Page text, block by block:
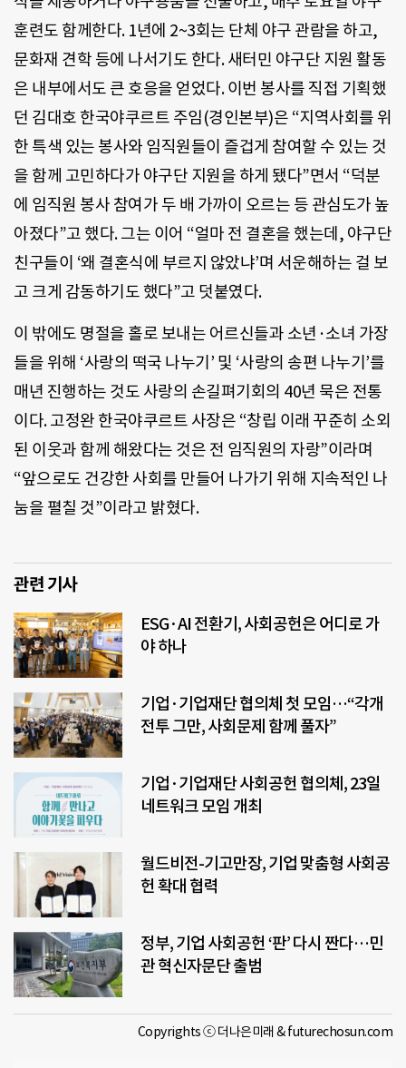
훈련도 함께한다. 1년에 2~3회는 단체 야구 관람을 하고,
문화재 견학 등에 나서기도 한다. 새터민 야구단 지원 활동
은 내부에서도 큰 호응을 얻었다. 이번 봉사를 직접 기획했
던 김대호 한국야쿠르트 주임(경인본부)은 “지역사회를 위
한 특색 있는 봉사와 임직원들이 즐겁게 참여할 수 있는 것
을 함께 고민하다가 야구단 지원을 하게 됐다”면서 “덕분
에 임직원 봉사 참여가 두 배 가까이 오르는 등 관심도가 높
아졌다”고 했다. 그는 이어 “얼마 전 결혼을 했는데, 야구단
친구들이 ‘왜 결혼식에 부르지 않았냐’며 서운해하는 걸 보
고 크게 감동하기도 했다”고 덧붙였다.
이 밖에도 명절을 홀로 보내는 어르신들과 소년·소녀 가장
들을 위해 ‘사랑의 떡국 나누기’ 및 ‘사랑의 송편 나누기’를
매년 진행하는 것도 사랑의 손길펴기회의 40년 묵은 전통
이다. 고정완 한국야쿠르트 사장은 “창립 이래 꾸준히 소외
된 이웃과 함께 해왔다는 것은 전 임직원의 자랑”이라며
“앞으로도 건강한 사회를 만들어 나가기 위해 지속적인 나
눔을 펼칠 것”이라고 밝혔다.
관련 기사
ESG·AI 전환기, 사회공헌은 어디로 가
야 하나
기업·기업재단 협의체 첫 모임…“각개
전투 그만, 사회문제 함께 풀자”
기업·기업재단 사회공헌 협의체, 23일
네트워크 모임 개최
월드비전-기고만장, 기업 맞춤형 사회공
헌 확대 협력
정부, 기업 사회공헌 ‘판’ 다시 짠다…민
관 혁신자문단 출범
Copyrights ⓒ 더나은미래 & futurechosun.com